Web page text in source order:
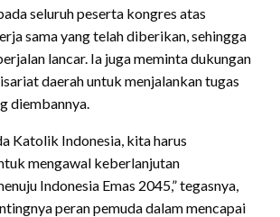
seluruh peserta kongres atas
sama yang telah diberikan, sehingga
lancar. Ia juga meminta dukungan
daerah untuk menjalankan tugas
diembannya.
Katolik Indonesia, kita harus
mengawal keberlanjutan
Indonesia Emas 2045,” tegasnya,
peran pemuda dalam mencapai